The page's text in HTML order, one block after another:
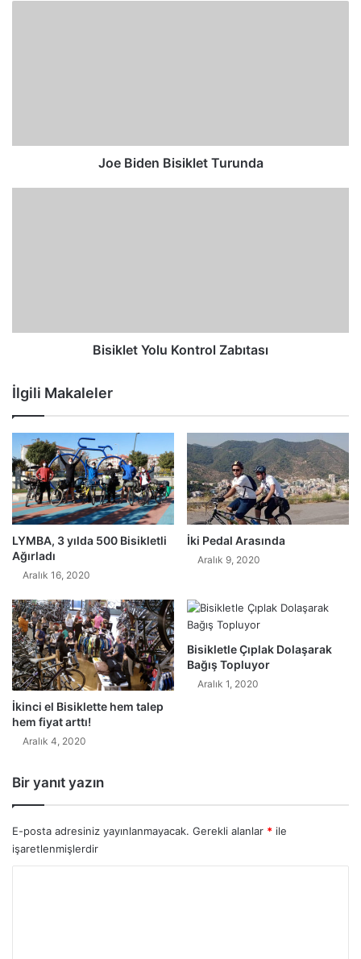
Joe Biden Bisiklet Turunda
Bisiklet Yolu Kontrol Zabıtası
İlgili Makaleler
LYMBA, 3 yılda 500 Bisikletli
Ağırladı
Aralık 16, 2020
İki Pedal Arasında
Aralık 9, 2020
İkinci el Bisiklette hem talep
hem fiyat arttı!
Aralık 4, 2020
Bisikletle Çıplak Dolaşarak
Bağış Topluyor
Aralık 1, 2020
Bir yanıt yazın
E-posta adresiniz yayınlanmayacak. Gerekli alanlar * ile
işaretlenmişlerdir